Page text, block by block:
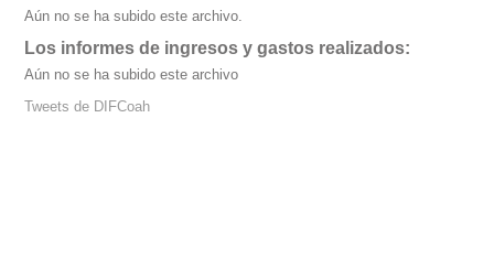
Aún no se ha subido este archivo.
Los informes de ingresos y gastos realizados:
Aún no se ha subido este archivo
Tweets de DIFCoah